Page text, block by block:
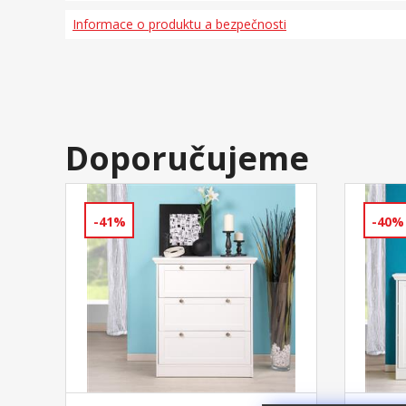
Informace o produktu a bezpečnosti
Doporučujeme
-41% -40%